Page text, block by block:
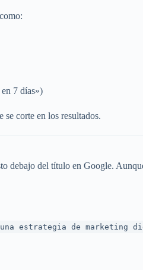
7 días»)
se corte en los resultados.
debajo del título en Google.
estrategia de